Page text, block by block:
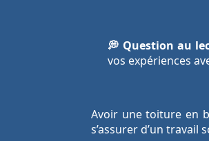
💭 Question au
vos expériences
Avoir une toiture en
s’assurer d’un